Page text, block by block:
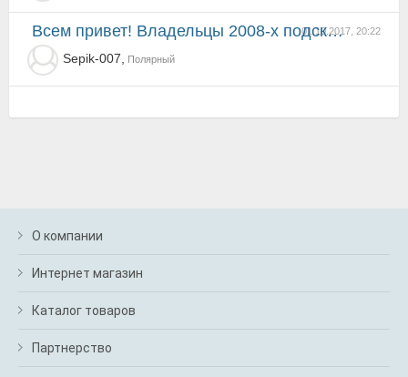
01.10.2017, 20:22
Всем привет! Владельцы 2008-х подскажите пожалуйста какое масло нужно (вязкость), антифриз, и в коро...
Sepik-007, Полярный
О компании
Интернет магазин
Каталог товаров
Партнерство